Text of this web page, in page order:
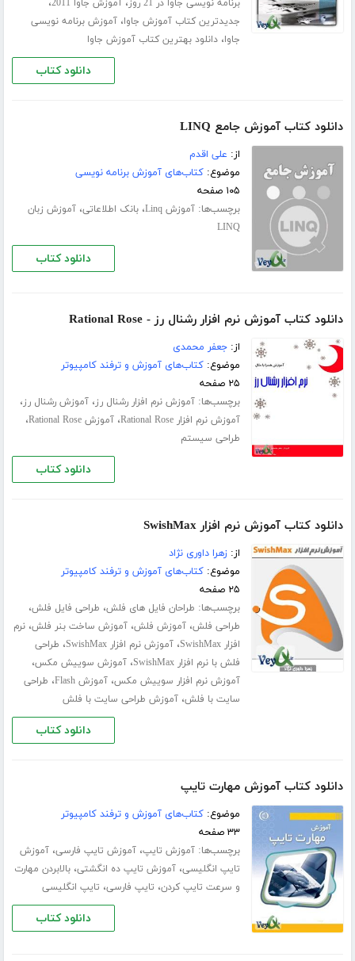
برنامه نویسی جاوا در 21 روز ، آموزش جاوا 2011 ،
جدیدترین کتاب آموزش جاوا،آموزش برنامه نویسی
جاوا،دانلود بهترین کتاب آموزش جاوا
دانلود کتاب
دانلود کتاب آموزش جامع LINQ
از: علی اقدم
موضوع:کتاب‌های آموزش برنامه نویسی
۱۰۵ صفحه
برچسب‌ها:آموزش Linq ،بانک اطلاعاتی،آموزش زبان
LINQ
دانلود کتاب
دانلود کتاب آموزش نرم افزار رشنال رز - Rational Rose
از:جعفر محمدی
موضوع:کتاب‌های آموزش و ترفند کامپیوتر
۲۵ صفحه
برچسب‌ها:آموزش نرم افزار رشنال رز،آموزش رشنال رز،
آموزش نرم افزار Rational Rose ،آموزش Rational Rose ،
طراحی سیستم
دانلود کتاب
دانلود کتاب آموزش نرم افزار SwishMax
از:زهرا داوری نژاد
موضوع:کتاب‌های آموزش و ترفند کامپیوتر
۲۵ صفحه
برچسب‌ها: طراحان فایل های فلش، طراحی فایل فلش،
طراحی فلش،آموزش فلش،آموزش ساخت بنر فلش،نرم
افزار SwishMax
،آموزش نرم افزار SwishMax ، طراحی
فلش با نرم افزار SwishMax
،آموزش سوییش مکس،
آموزش نرم افزار سوییش مکس،آموزش Flash ، طراحی
سایت با فلش،آموزش طراحی سایت با فلش
دانلود کتاب
دانلود کتاب آموزش مهارت تایپ
موضوع:کتاب‌های آموزش و ترفند کامپیوتر
۳۳ صفحه
برچسب‌ها:آموزش تایپ،آموزش تایپ فارسی،آموزش
تایپ انگلیسی،آموزش تایپ ده انگشتی،بالابردن مهارت
و سرعت تایپ کردن، تایپ فارسی، تایپ انگلیسی
دانلود کتاب